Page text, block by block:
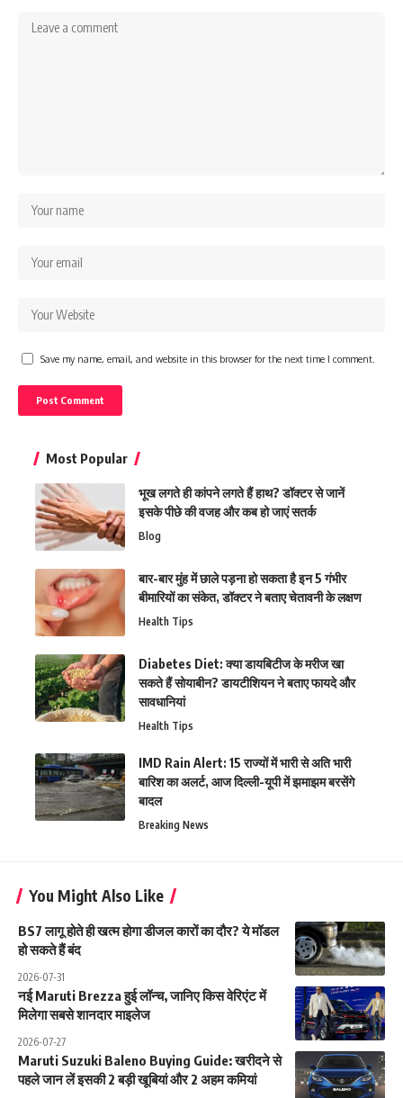
Save my name, email, and website in this browser for the next time I comment.
Most Popular
भूख लगते ही कांपने लगते हैं हाथ? डॉक्टर से जानें
इसके पीछे की वजह और कब हो जाएं सतर्क
Blog
बार-बार मुंह में छाले पड़ना हो सकता है इन 5 गंभीर
बीमारियों का संकेत, डॉक्टर ने बताए चेतावनी के लक्षण
Health Tips
Diabetes Diet: क्या डायबिटीज के मरीज खा
सकते हैं सोयाबीन? डायटीशियन ने बताए फायदे और
सावधानियां
Health Tips
IMD Rain Alert: 15 राज्यों में भारी से अति भारी
बारिश का अलर्ट, आज दिल्ली-यूपी में झमाझम बरसेंगे
बादल
Breaking News
You Might Also Like
BS7 लागू होते ही खत्म होगा डीजल कारों का दौर? ये मॉडल
हो सकते हैं बंद
2026-07-31
नई Maruti Brezza हुई लॉन्च, जानिए किस वेरिएंट में
मिलेगा सबसे शानदार माइलेज
2026-07-27
Maruti Suzuki Baleno Buying Guide: खरीदने से
पहले जान लें इसकी 2 बड़ी खूबियां और 2 अहम कमियां